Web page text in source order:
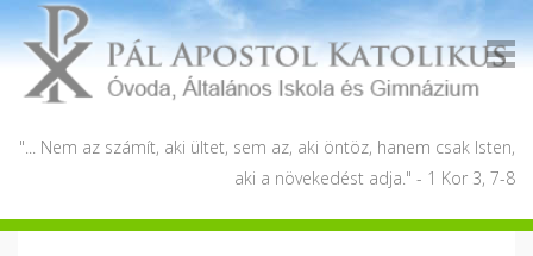
"... Nem az számít, aki ültet, sem az, aki öntöz, hanem csak Isten,
aki a növekedést adja." - 1 Kor 3, 7-8